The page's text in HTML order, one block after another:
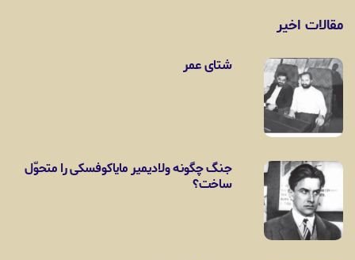
مقالات اخیر
شتای عمر
جنگ چگونه ولادیمیر مایاکوفسکی را متحوّل
ساخت؟